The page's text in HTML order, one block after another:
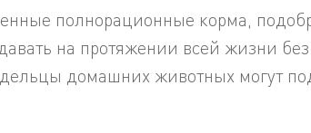
полнорационные корма,
на протяжении всей жизни
домашних животных могут